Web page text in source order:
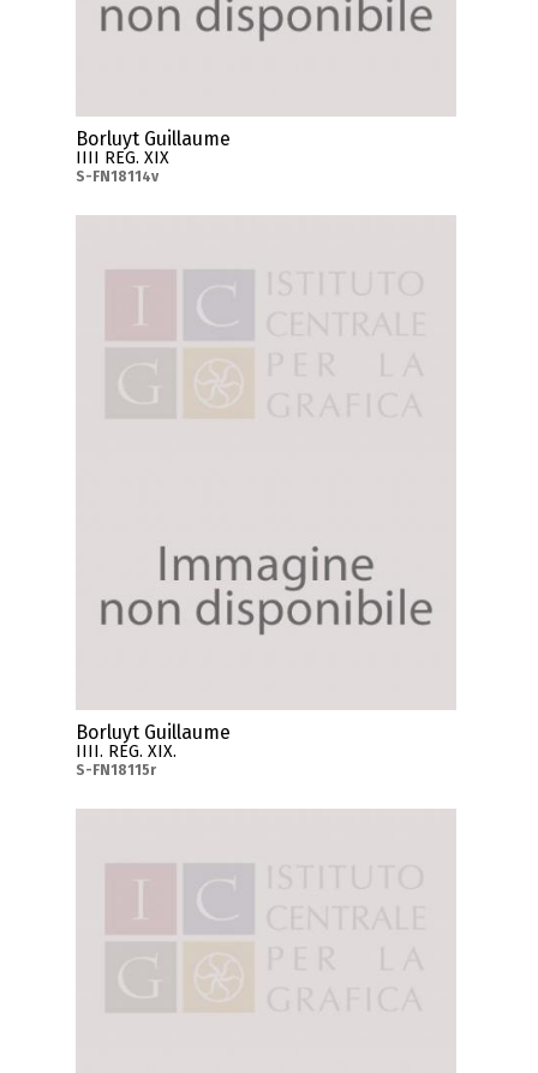
Borluyt Guillaume
IIII REG. XIX
S-FN18114v
Borluyt Guillaume
IIII. REG. XIX.
S-FN18115r